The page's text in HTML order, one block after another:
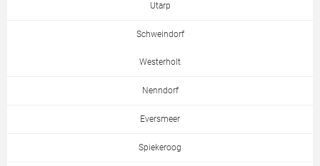
Utarp
Schweindorf
Westerholt
Nenndorf
Eversmeer
Spiekeroog